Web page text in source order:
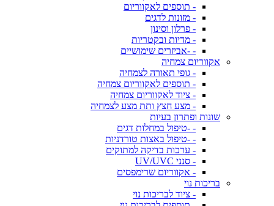
- תוספים לאקווריום
- מזונות לדגים
- פרלון וסינון
- מדיות ובקטריות
- -אביזרים שימושיים
אקווריום צמחיה
- גופי תאורה לצמחיה
- תוספים לאקווריום צמחיה
- ציוד לאקווריום צמחיה
- מצע חצץ ותת מצע לצמחיה
שונות ופתרון בעיות
- -טיפול במחלות דגים
- -טיפול באצות טורדניות
- ערכות בדיקה למתוקים
- סנני UV/UVC
- אקווריום שרימפסים
בריכות נוי
- ציוד לבריכות נוי